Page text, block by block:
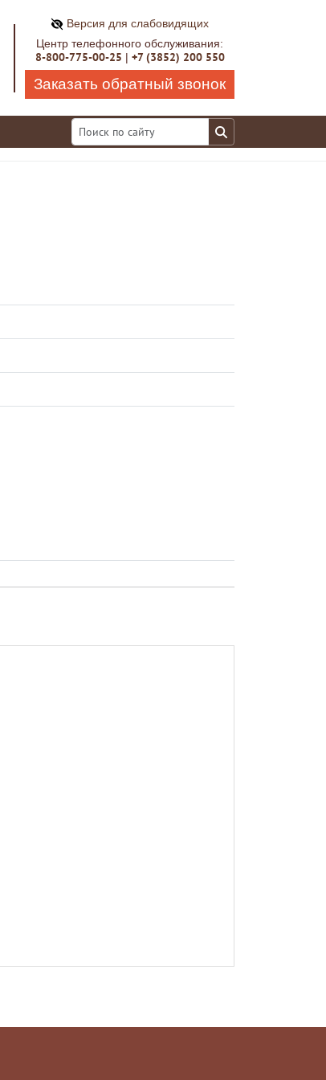
Версия для слабовидящих
Центр телефонного обслуживания:
8-800-775-00-25 | +7 (3852) 200 550
Заказать обратный звонок